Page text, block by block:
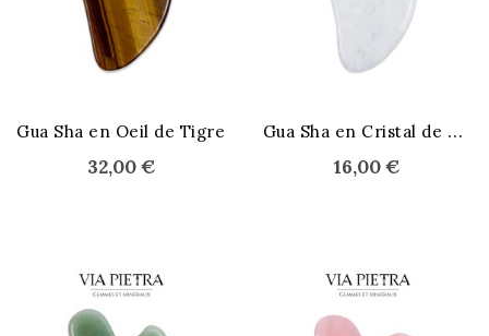
Gua Sha en Oeil de Tigre
32,00 €
G
ua Sha en Cristal de Roche
16,00 €